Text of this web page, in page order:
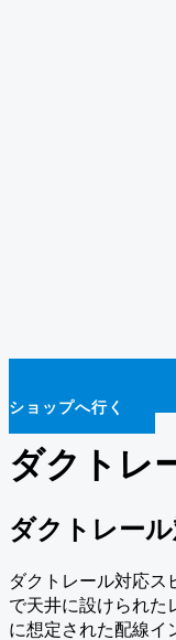
ショップへ行く
ダクトレ
ダクトレー
ダクトレール対応
で天井に設けられた
に想定された配線イ